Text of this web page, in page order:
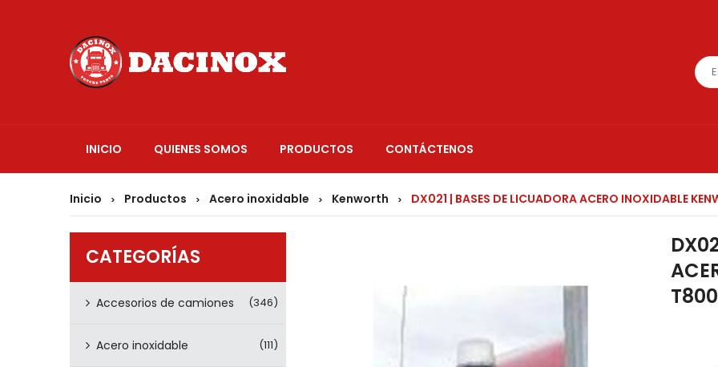
INICIO QUIENES SOMOS PRODUCTOS CONTÁCTENOS
Inicio > Productos > Acero inoxidable > Kenworth > DX021 | BASES DE LICUADORA ACERO INOXIDABLE
CATEGORÍAS
Accesorios de camiones (346)
Acero inoxidable (111)